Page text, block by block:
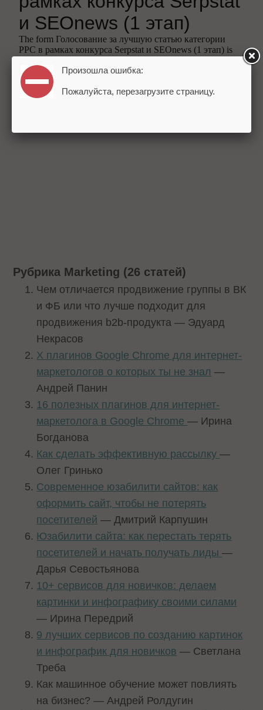
Рубрика Marketing (26 статей)
Чем отличается продвижение группы в ВК
и ФБ или что лучше подходит для
продвижения b2b-продукта — Эдуард
Некрасов
X плагинов Google Chrome для интернет-
маркетологов о которых ты не знал —
Андрей Панин
16 полезных плагинов для интернет-
маркетолога в Google Chrome— Ирина
Богданова
Как сделать эффективную рассылку—
Олег Гринько
Современное юзабилити сайтов: как
оформить сайт, чтобы не потерять
посетителей — Дмитрий Карпушин
Юзабилити сайта: как перестать терять
посетителей и начать получать лиды—
Дарья Севостьянова
10+ сервисов для новичков: делаем
картинки и инфографику своими силами
— Ирина Передрий
9 лучших сервисов по созданию картинок
и инфографик для новичков — Светлана
Треба
Как машинное обучение может повлиять
на бизнес? — Андрей Ролдугин
Произошла ошибка:
Пожалуйста, перезагрузите страницу.